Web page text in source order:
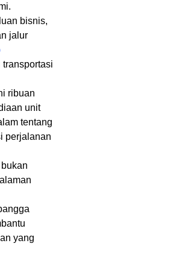
bisnis,
jalur
ribuan
unit
tentang
perjalanan
yang